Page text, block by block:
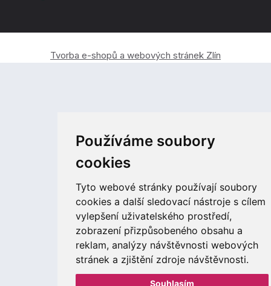
Používáme soubory
cookies
Tyto webové stránky používají soubory
cookies a další sledovací nástroje s cílem
vylepšení uživatelského prostředí,
zobrazení přizpůsobeného obsahu a
reklam, analýzy návštěvnosti webových
stránek a zjištění zdroje návštěvnosti.
Souhlasím
Tvorba e-shopů a webových stránek Zlín